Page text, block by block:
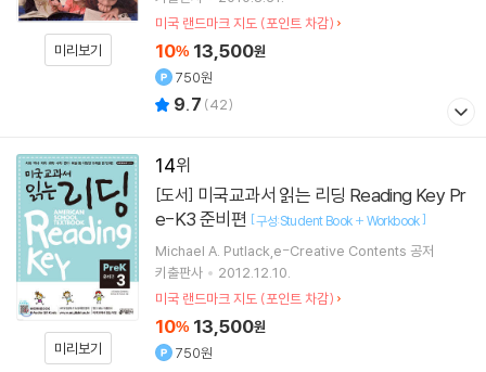
미리보기
미국 랜드마크 지도 (포인트 차감)
10% 13,500원
750원
9.7 (42)
14
미리보기
[도서]
e-K3 준비편 [구성:Student Book + Workbook]
Michael A. Putlack,e-Creative Contents 공저
키출판사
2012.12.10.
미국 랜드마크 지도 (포인트 차감)
10% 13,500원
750원